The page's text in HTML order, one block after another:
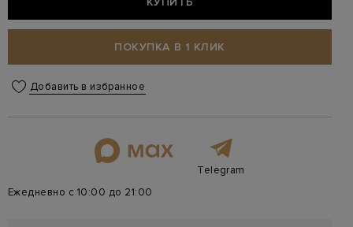
ПОКУПКА В 1 КЛИК
Добавить в избранное
Telegram
Ежедневно с 10:00 до 21:00